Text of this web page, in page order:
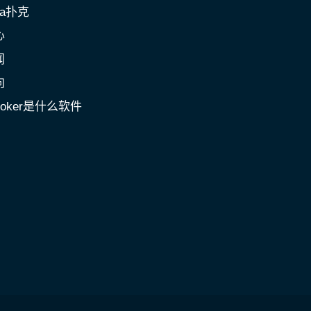
扑克
是什么软件